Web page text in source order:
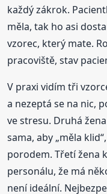
každý zákrok.
měla, tak ho asi
vzorec, který mate.
pracoviště, stav
V praxi vidím tři
a nezeptá se na nic,
ve stresu. Druhá
sama, aby „měla
porodem. Třetí žena
personálu, že má
není ideální.